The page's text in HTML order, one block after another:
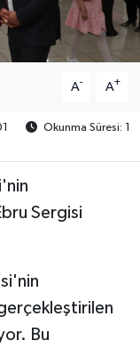
A- A+
Okunma Süresi: 1
Sergisi
Bu